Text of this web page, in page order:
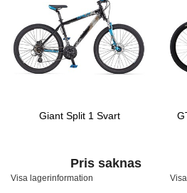
Giant Split 1 Svart
Pris saknas
Visa lagerinformation